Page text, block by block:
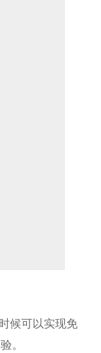
候可以实现免
。